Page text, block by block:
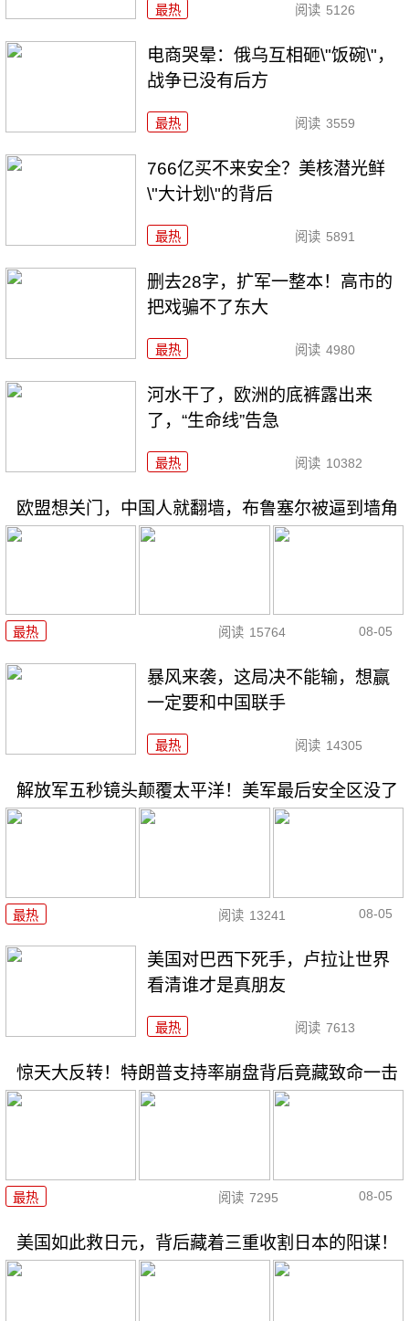
最热 阅读 5126
电商哭晕：俄乌互相砸\"饭碗\"，
战争已没有后方
最热 阅读 3559
766亿买不来安全？美核潜光鲜
\"大计划\"的背后
最热 阅读 5891
删去28字，扩军一整本！高市的
把戏骗不了东大
最热 阅读 4980
河水干了，欧洲的底裤露出来
了，“生命线”告急
最热 阅读 10382
欧盟想关门，中国人就翻墙，布鲁塞尔被逼到墙角
最热 阅读 15764 08-05
暴风来袭，这局决不能输，想赢
一定要和中国联手
最热 阅读 14305
解放军五秒镜头颠覆太平洋！美军最后安全区没了
最热 阅读 13241 08-05
美国对巴西下死手，卢拉让世界
看清谁才是真朋友
最热 阅读 7613
惊天大反转！特朗普支持率崩盘背后竟藏致命一击
最热 阅读 7295 08-05
美国如此救日元，背后藏着三重收割日本的阳谋！